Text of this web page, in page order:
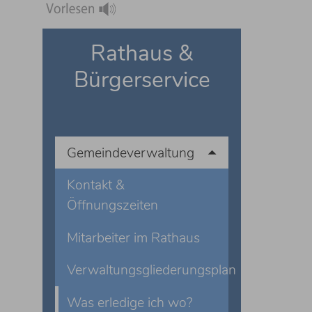
Rathaus &
Bürgerservice
Gemeindeverwaltung
Kontakt &
Öffnungszeiten
Mitarbeiter im Rathaus
Verwaltungsgliederungsplan
Was erledige ich wo?